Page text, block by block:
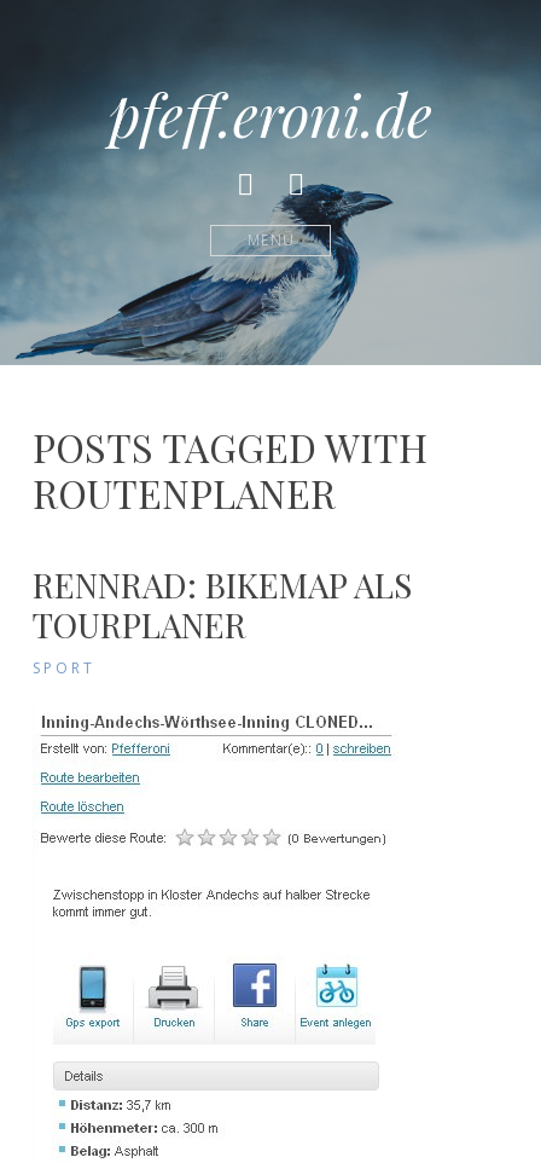
pfeff.eroni.de
FacebookInstagram
MENÜ
POSTS TAGGED WITH
ROUTENPLANER
RENNRAD: BIKEMAP ALS
TOURPLANER
SPORT